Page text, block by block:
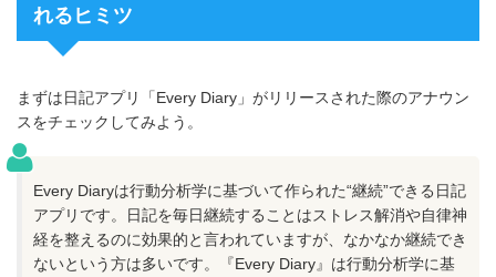
れるヒミツ
まずは日記アプリ「Every Diary」がリリースされた際のアナウン
スをチェックしてみよう。
Every Diaryは行動分析学に基づいて作られた“継続”できる日記
アプリです。日記を毎日継続することはストレス解消や自律神
経を整えるのに効果的と言われていますが、なかなか継続でき
ないという方は多いです。『Every Diary』は行動分析学に基